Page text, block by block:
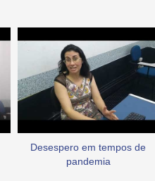
Desespero em tempos de
pandemia